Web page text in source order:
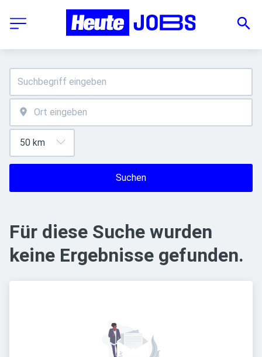
Suchen
Für diese Suche wurden
keine Ergebnisse gefunden.